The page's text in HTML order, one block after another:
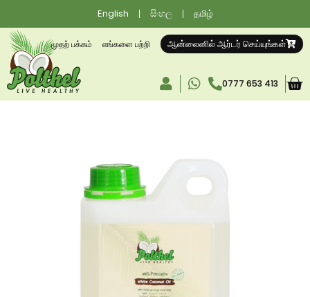
English සිංහල தமிழ்
முதற் பக்கம் எங்களை பற்றி ஆன்லைனில் ஆர்டர் செய்யுங்கள்
0777 653 413